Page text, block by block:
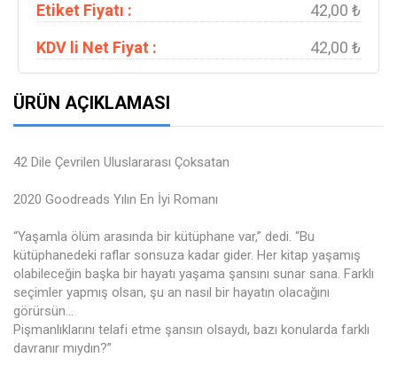
Etiket Fiyatı :
42,00 ₺
KDV li Net Fiyat :
42,00 ₺
ÜRÜN AÇIKLAMASI
42 Dile Çevrilen Uluslararası Çoksatan
2020 Goodreads Yılın En İyi Romanı
“Yaşamla ölüm arasında bir kütüphane var,” dedi. “Bu
kütüphanedeki raflar sonsuza kadar gider. Her kitap yaşamış
olabileceğin başka bir hayatı yaşama şansını sunar sana. Farklı
seçimler yapmış olsan, şu an nasıl bir hayatın olacağını
görürsün…
Pişmanlıklarını telafi etme şansın olsaydı, bazı konularda farklı
davranır mıydın?”